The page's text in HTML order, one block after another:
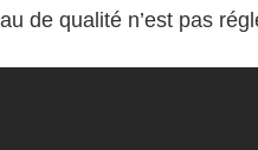
de qualité n’est pas